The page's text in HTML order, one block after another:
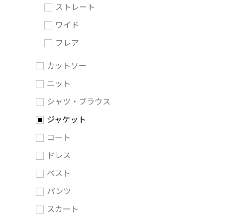
ストレート
ワイド
フレア
カットソー
ニット
シャツ・ブラウス
ジャケット
コート
ドレス
ベスト
パンツ
スカート